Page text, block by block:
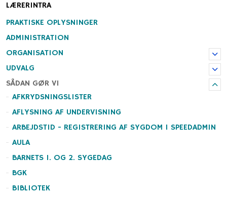
LÆRERINTRA
PRAKTISKE OPLYSNINGER
ADMINISTRATION
ORGANISATION
UDVALG
SÅDAN GØR VI
AFKRYDSNINGSLISTER
AFLYSNING AF UNDERVISNING
ARBEJDSTID - REGISTRERING AF SYGDOM I SPEEDADMIN
AULA
BARNETS 1. OG 2. SYGEDAG
BGK
BIBLIOTEK